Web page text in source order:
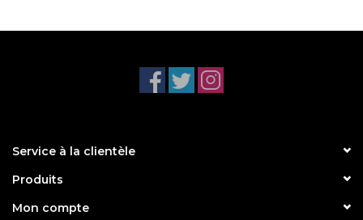
Service à la clientèle
Produits
Mon compte